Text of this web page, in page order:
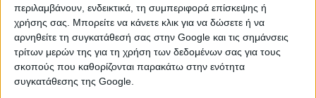
περιλαμβάνουν, ενδεικτικά, τη συμπεριφορά επίσκεψης ή
χρήσης σας. Μπορείτε να κάνετε κλικ για να δώσετε ή να
αρνηθείτε τη συγκατάθεσή σας στην Google και τις σημάνσεις
τρίτων μερών της για τη χρήση των δεδομένων σας για τους
σκοπούς που καθορίζονται παρακάτω στην ενότητα
συγκατάθεσης της Google.
Τα περισσότερα μόρια και η επιλογή θα